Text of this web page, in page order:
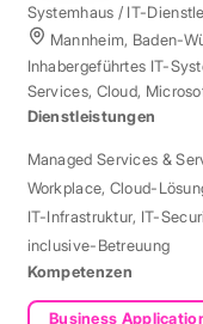
Systemhaus / IT-
Mannheim, Baden-
Inhabergeführtes IT-
Services, Cloud,
der Region Rhein-Neckar.
Dienstleistungen
Managed Services &
Workplace, Cloud-
IT-Infrastruktur, IT-
inclusive-Betreuung
Kompetenzen
Business